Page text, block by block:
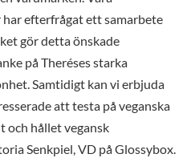
efterfrågat ett samarbete
gör detta önskade
på Theréses starka
Samtidigt kan vi erbjuda
att testa på veganska
och hållet vegansk
Senkpiel, VD på Glossybox.